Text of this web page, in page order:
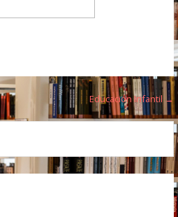
Educación Infantil →